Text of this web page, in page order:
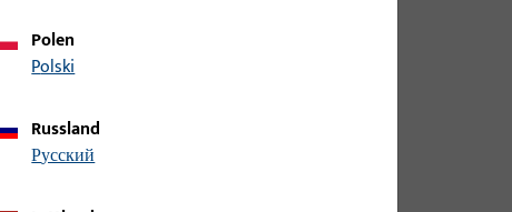
Polen
Polski
Russland
русский